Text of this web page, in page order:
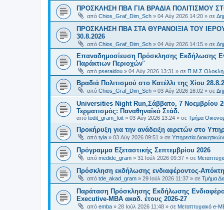
ΠΡΟΣΚΛΗΣΗ ΠΒΑ ΓΙΑ ΒΡΑΔΙΑ ΠΟΛΙΤΙΣΜΟΥ
από Chios_Graf_Dim_Sch » 04 Αύγ 2026 14:20 » σε
ΠΡΟΣΚΛΗΣΗ ΠΒΑ ΣΤΑ ΘΥΡΑΝΟΙΞΙΑ ΤΟΥ
30.8.2026
από Chios_Graf_Dim_Sch » 04 Αύγ 2026 14:15 » σε
Επαναδημοσίευση Πρόσκλησης Εκδήλωσης
Παράκτιων Περιοχών¨
από pseraidou » 04 Αύγ 2026 13:31 » σε Π.Μ.Σ
Βραδιά Πολιτισμού στο Κατέλλι της Χίου
από Chios_Graf_Dim_Sch » 03 Αύγ 2026 16:02 » σε
Universities Night Run,Σάββατο, 7 Νοεμβρίου
Τερματισμός: Παναθηναϊκό Στάδ.
από todit_gram_foit » 03 Αύγ 2026 13:24 » σε Τμήμα
Προκήρυξη για την ανάδειξη αιρετών στο
από tyia » 03 Αύγ 2026 09:51 » σε Υπηρεσία
Πρόγραμμα Εξεταστικής Σεπτεμβρίου 2026
από medide_gram » 31 Ιούλ 2026 09:37 » σε
Πρόσκληση εκδήλωσης ενδιαφέροντος-
από tde_akad_gram » 29 Ιούλ 2026 11:37 » σε Τμήμα
Παράταση Πρόσκλησης Εκδήλωσης
Executive-MBΑ ακαδ. έτους 2026-27
από emba » 28 Ιούλ 2026 11:48 » σε Μεταπτυχιακό e-